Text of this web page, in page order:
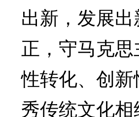
出新，发展
正，守马克
性转化、创
秀传统文化